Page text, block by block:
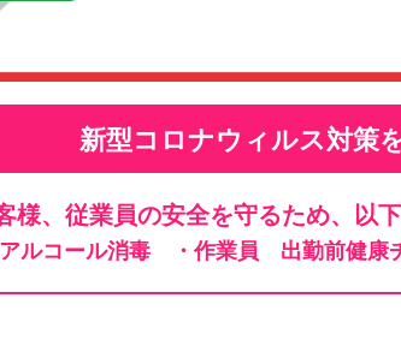
新型コロナウィルス対策
様、従業員の安全を守るため、以下
ルコール消毒 ・作業員 出勤前健康